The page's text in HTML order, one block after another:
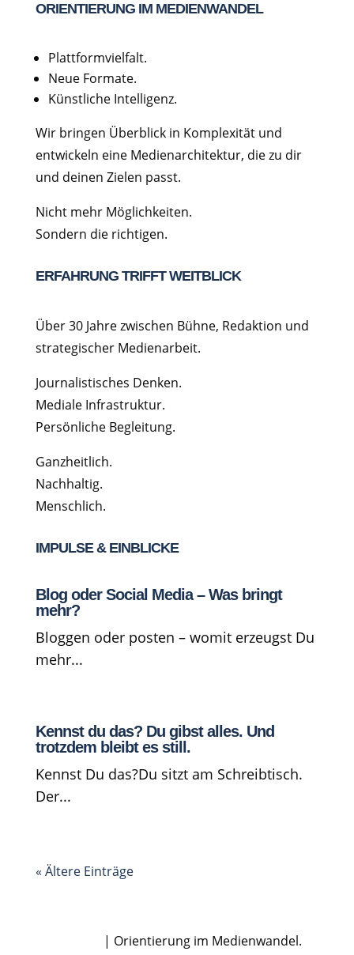
ORIENTIERUNG IM MEDIENWANDEL
Plattformvielfalt.
Neue Formate.
Künstliche Intelligenz.
Wir bringen Überblick in Komplexität und
entwickeln eine Medienarchitektur, die zu dir
und deinen Zielen passt.
Nicht mehr Möglichkeiten.
Sondern die richtigen.
ERFAHRUNG TRIFFT WEITBLICK
Über 30 Jahre zwischen Bühne, Redaktion und
strategischer Medienarbeit.
Journalistisches Denken.
Mediale Infrastruktur.
Persönliche Begleitung.
Ganzheitlich.
Nachhaltig.
Menschlich.
IMPULSE & EINBLICKE
Blog oder Social Media – Was bringt
mehr?
Bloggen oder posten – womit erzeugst Du
mehr...
Kennst du das? Du gibst alles. Und
trotzdem bleibt es still.
Kennst Du das?Du sitzt am Schreibtisch.
Der...
« Ältere Einträge
| Orientierung im Medienwandel.